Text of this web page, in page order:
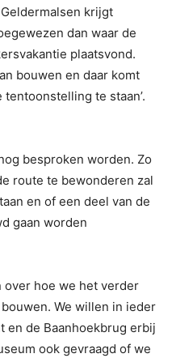
krijgt
dan waar de
plaatsvond.
bouwen en daar komt
te staan’.
besproken worden. Zo
route te bewonderen zal
en of een deel van de
gaan worden
over hoe we het verder
We willen in ieder
en de Baanhoekbrug erbij
ook gevraagd of we